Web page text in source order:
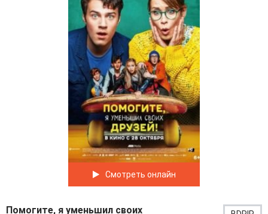
Смотреть онлайн
Помогите, я уменьшил своих